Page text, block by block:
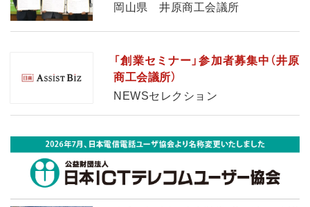
岡山県 井原商工会議所
「創業セミナー」参加者募集中（井原
商工会議所）
NEWSセレクション